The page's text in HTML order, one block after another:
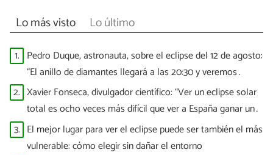
Lo más visto Lo último
1. Pedro Duque, astronauta, sobre el eclipse del 12 de agosto:
“El anillo de diamantes llegará a las 20:30 y veremos
puntitos brillantes”
2. Xavier Fonseca, divulgador científico: “Ver un eclipse solar
total es ocho veces más difícil que ver a España ganar un
Mundial”
3. El mejor lugar para ver el eclipse puede ser también el más
vulnerable: cómo elegir sin dañar el entorno